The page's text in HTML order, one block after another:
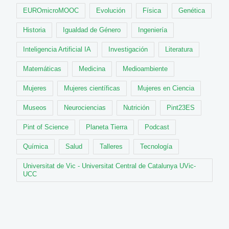
EUROmicroMOOC Evolución Física Genética
Historia Igualdad de Género Ingeniería
Inteligencia Artificial IA Investigación Literatura
Matemáticas Medicina Medioambiente
Mujeres Mujeres científicas Mujeres en Ciencia
Museos Neurociencias Nutrición Pint23ES
Pint of Science Planeta Tierra Podcast
Química Salud Talleres Tecnología
Universitat de Vic - Universitat Central de Catalunya UVic-
UCC